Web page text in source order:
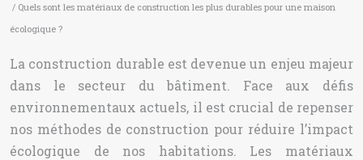
/ Quels sont les matériaux de construction les plus durables pour une maison
écologique ?
La construction durable est devenue un enjeu majeur
dans le secteur du bâtiment. Face aux défis
environnementaux actuels, il est crucial de repenser
nos méthodes de construction pour réduire l’impact
écologique de nos habitations. Les matériaux